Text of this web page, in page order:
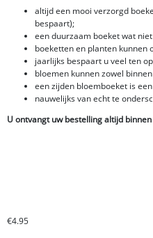
altijd een mooi verzorgd
bespaart);
een duurzaam boeket wat
boeketten en planten kunnen
jaarlijks bespaart u veel ten
bloemen kunnen zowel
een zijden bloemboeket is
nauwelijks van echt te
U ontvangt uw bestelling altijd
€4.95